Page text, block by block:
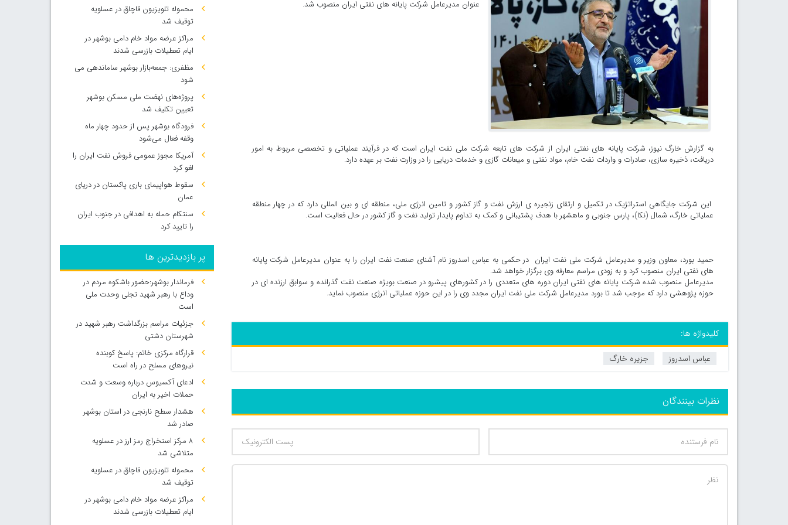
عنوان مدیرعامل شرکت پایانه های نفتی ایران منصوب شد.
به گزارش خارگ نیوز، شرکت پایانه های نفتی ایران از شرکت های تابعه شرکت ملی نفت ایران است که در فرآیند عملیاتی و تخصصی مربوط به امور
دریافت، ذخیره سازی، صادرات و واردات نفت خام، مواد نفتی و میعانات گازی و خدمات دریایی را در وزارت نفت بر عهده دارد.
این شرکت جایگاهی استراتژیک در تکمیل و ارتقای زنجیره ی ارزش نفت و گاز کشور و تامین انرژی ملی، منطقه ای و بین المللی دارد که در چهار منطقه
عملیاتی خارگ، شمال (نکا)، پارس جنوبی و ماهشهر با هدف پشتیبانی و کمک به تداوم پایدار تولید نفت و گاز کشور در حال فعالیت است.
حمید بورد، معاون وزیر و مدیرعامل شرکت ملی نفت ایران در حکمی به عباس اسدروز نام آشنای صنعت نفت ایران را به عنوان مدیرعامل شرکت پایانه
های نفتی ایران منصوب کرد و به زودی مراسم معارفه وی برگزار خواهد شد.
مدیرعامل منصوب شده شرکت پایانه های نفتی ایران دوره های متعددی را در کشورهای پیشرو در صنعت بویژه صنعت نفت گذرانده و سوابق ارزنده ای در
حوزه پژوهشی دارد که موجب شد تا بورد مدیرعامل شرکت ملی نفت ایران مجدد وی را در این حوزه عملیاتی انرژی منصوب نماید.
کلیدواژه ها:
عباس اسدروز
جزیره خارگ
نظرات بینندگان
محموله تلویزیون قاچاق در عسلویه
توقیف شد
مراکز عرضه مواد خام دامی بوشهر در
ایام تعطیلات بازرسی شدند
مظفری: جمعه‌بازار بوشهر ساماندهی می‌
شود
پروژه‌های نهضت ملی مسکن بوشهر
تعیین تکلیف شد
فرودگاه بوشهر پس از حدود چهار ماه
وقفه فعال می‌شود
آمریکا مجوز عمومی فروش نفت ایران را
لغو کرد
سقوط هواپیمای باری پاکستان در دریای
عمان
سنتکام حمله به اهدافی در جنوب ایران
را تایید کرد
پر بازدیدترین ها
فرماندار بوشهر:حضور باشکوه مردم در
وداع با رهبر شهید تجلی وحدت ملی
است
جزئیات مراسم بزرگداشت رهبر شهید در
شهرستان دشتی
قرارگاه مرکزی خاتم: پاسخ کوبنده
نیروهای مسلح در راه است
ادعای آکسیوس درباره وسعت و شدت
حملات اخیر به ایران
هشدار سطح نارنجی در استان بوشهر
صادر شد
۸ مرکز استخراج رمز ارز در عسلویه
متلاشی شد
محموله تلویزیون قاچاق در عسلویه
توقیف شد
مراکز عرضه مواد خام دامی بوشهر در
ایام تعطیلات بازرسی شدند